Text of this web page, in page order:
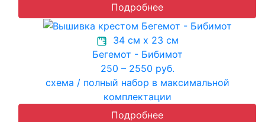
Подробнее
34 см х 23 см
Бегемот - Бибимот
250 – 2550 руб.
схема / полный набор в максимальной
комплектации
Подробнее